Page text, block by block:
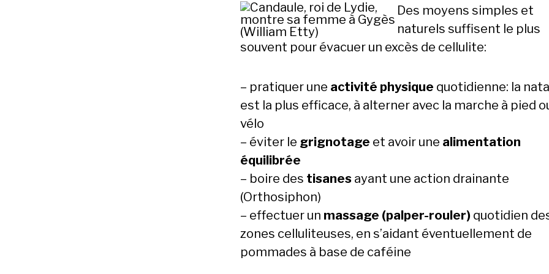
Des moyens simples et
naturels suffisent le plus
souvent pour évacuer un excès de cellulite:
– pratiquer une activité physique quotidienne: la
est la plus efficace, à alterner avec la marche à pied
vélo
– éviter le grignotage et avoir une alimentation
équilibrée
– boire des tisanes ayant une action drainante
(Orthosiphon)
– effectuer un massage (palper-rouler) quotidien
zones celluliteuses, en s’aidant éventuellement de
pommades à base de caféine